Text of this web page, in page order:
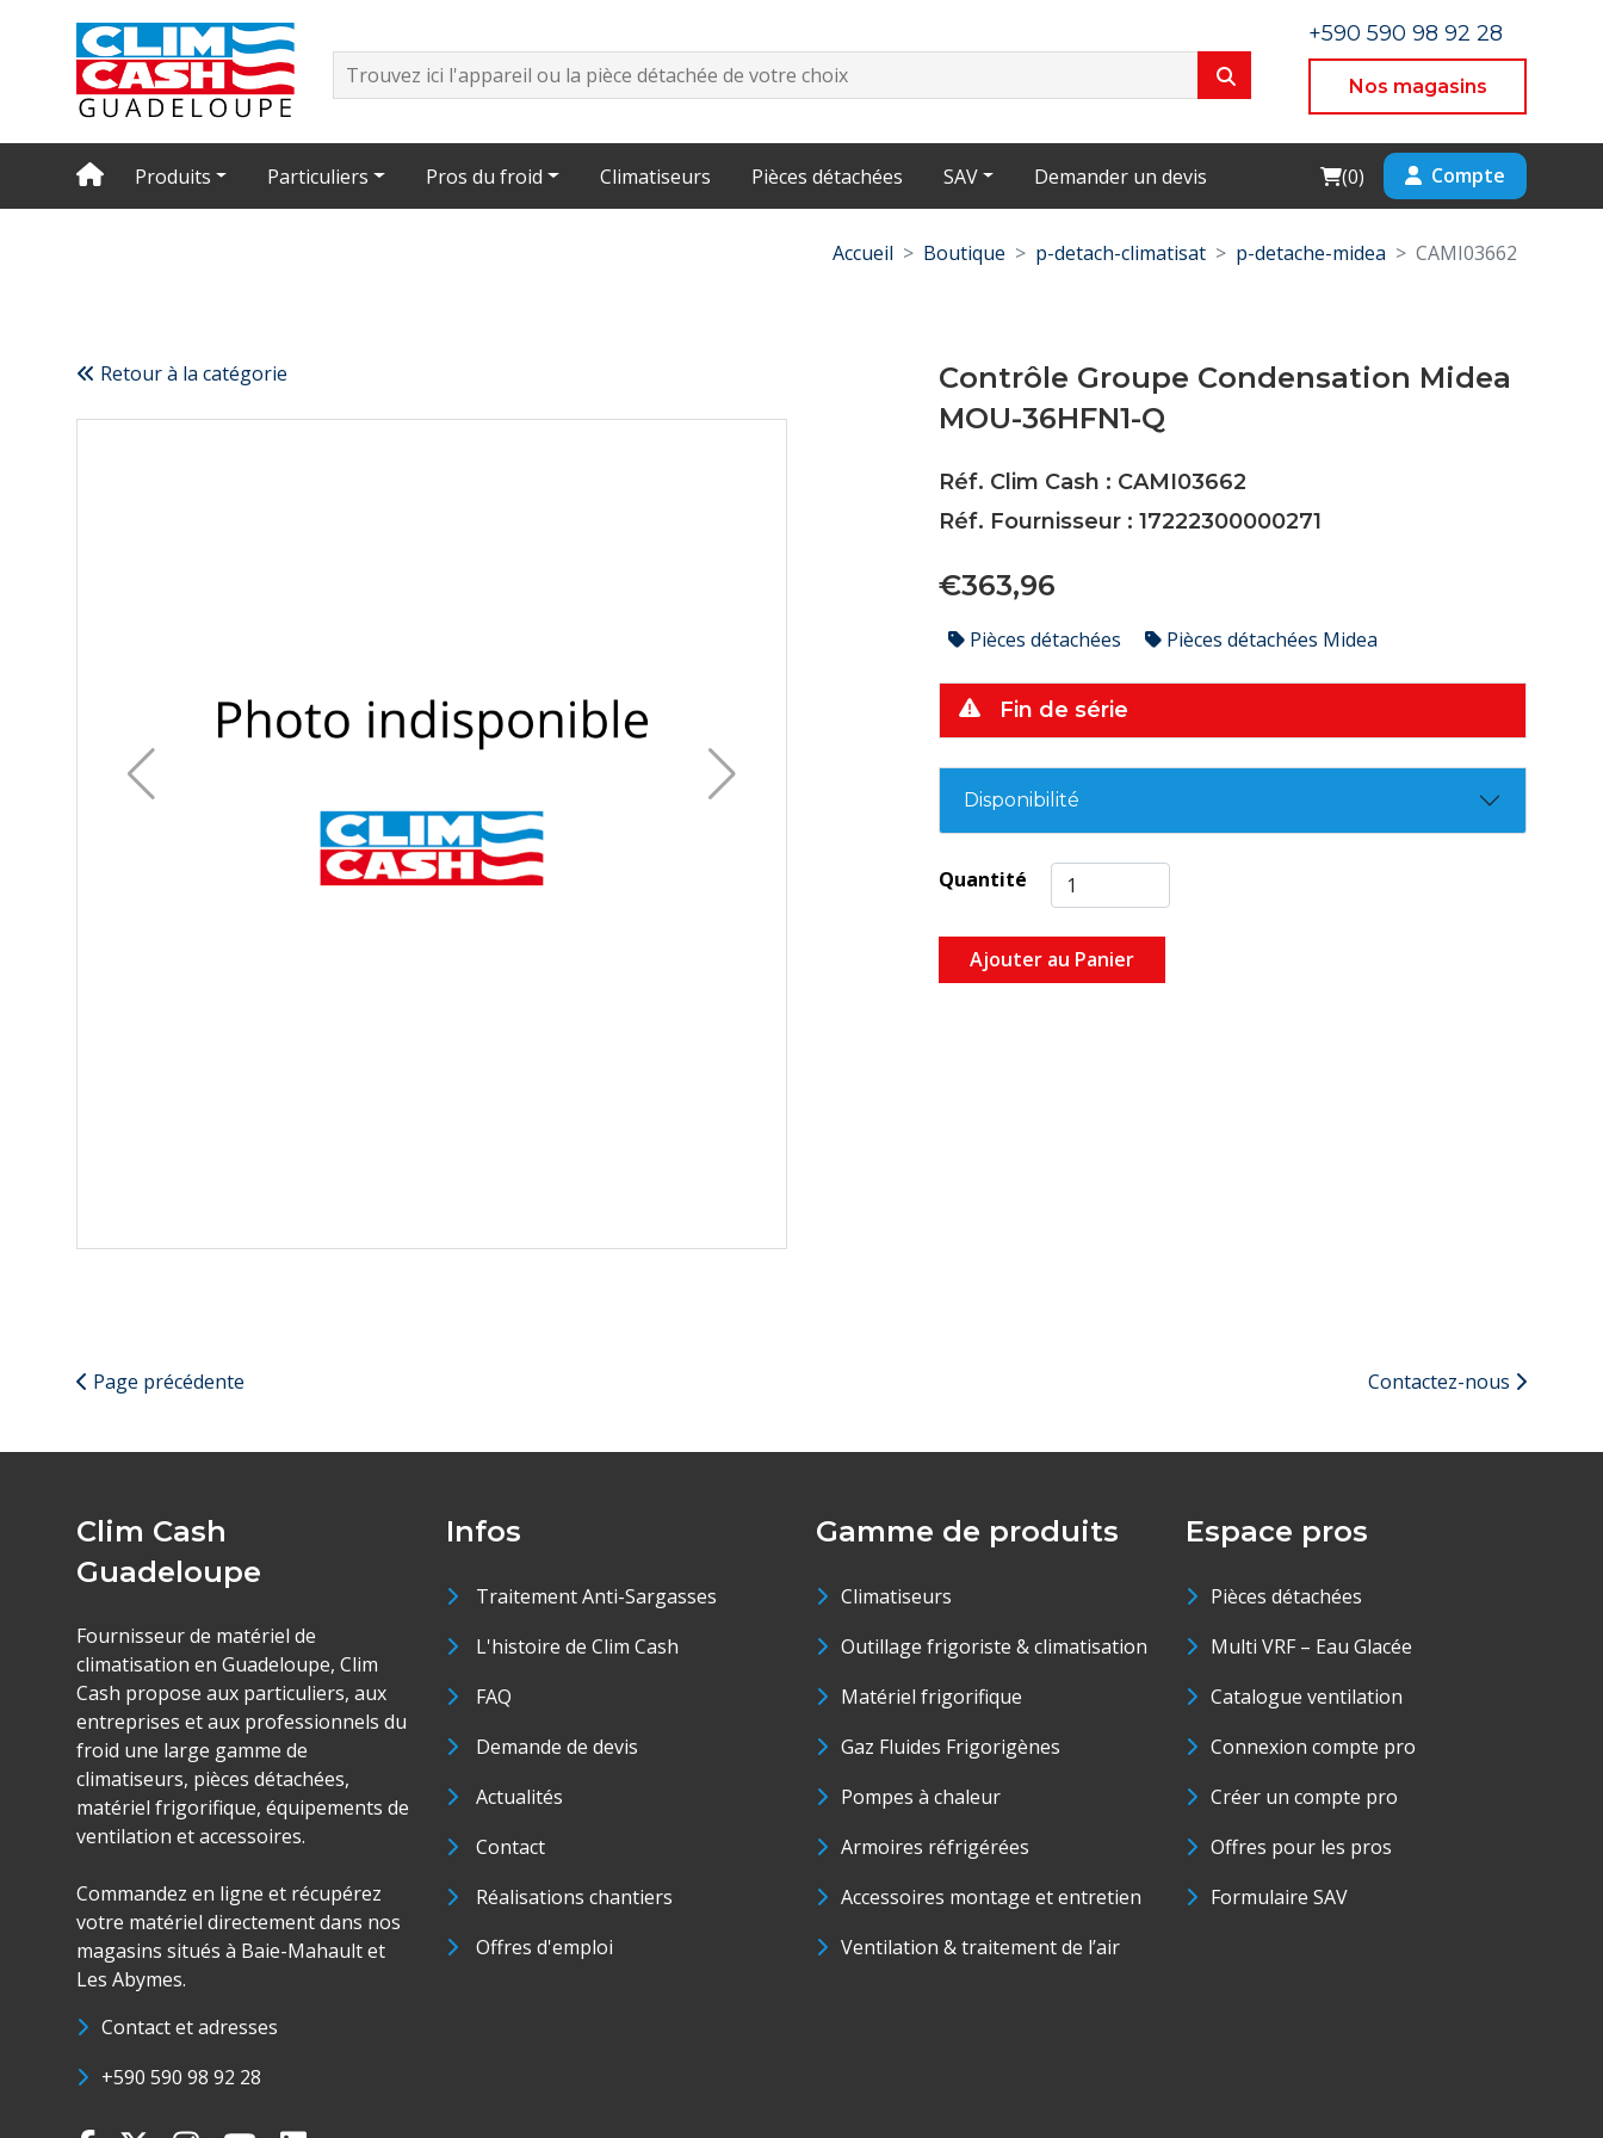
+590 590 98 92 28
Nos magasins
Produits Particuliers Pros du froid Climatiseurs Pièces détachées SAV Demander un devis Cart
(0) Compte
Accueil Boutique p-detach-climatisat p-detache-midea CAMI03662
Retour à la catégorie
Contrôle Groupe Condensation Midea
MOU-36HFN1-Q
Réf. Clim Cash : CAMI03662
Réf. Fournisseur : 17222300000271
€363,96
Pièces détachées Pièces détachées Midea
Fin de série
Disponibilité
Quantité
Ajouter au Panier
Page précédente Contactez-nous
Clim Cash
Guadeloupe
Fournisseur de matériel de
climatisation en Guadeloupe, Clim
Cash propose aux particuliers, aux
entreprises et aux professionnels du
froid une large gamme de
climatiseurs, pièces détachées,
matériel frigorifique, équipements de
ventilation et accessoires.
Commandez en ligne et récupérez
votre matériel directement dans nos
magasins situés à Baie-Mahault et
Les Abymes.
Contact et adresses
+590 590 98 92 28
Infos
Traitement Anti-Sargasses
L'histoire de Clim Cash
FAQ
Demande de devis
Actualités
Contact
Réalisations chantiers
Offres d'emploi
Gamme de produits
Climatiseurs
Outillage frigoriste & climatisation
Matériel frigorifique
Gaz Fluides Frigorigènes
Pompes à chaleur
Armoires réfrigérées
Accessoires montage et entretien
Ventilation & traitement de l’air
Espace pros
Pièces détachées
Multi VRF – Eau Glacée
Catalogue ventilation
Connexion compte pro
Créer un compte pro
Offres pour les pros
Formulaire SAV